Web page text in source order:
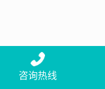
咨询热线